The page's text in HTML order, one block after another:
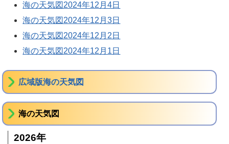
海の天気図2024年12月4日
海の天気図2024年12月3日
海の天気図2024年12月2日
海の天気図2024年12月1日
広域版海の天気図
海の天気図
2026年